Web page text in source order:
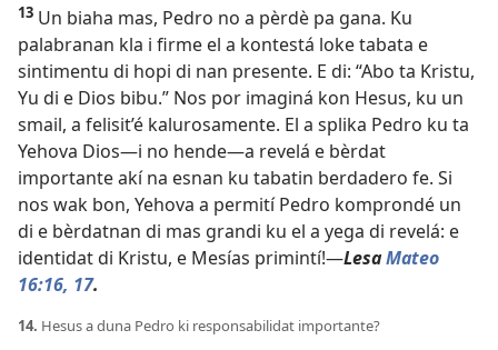
13 Un biaha mas, Pedro no a pèrdè pa gana. Ku
palabranan kla i firme el a kontestá loke tabata e
sintimentu di hopi di nan presente. E di: “Abo ta Kristu,
Yu di e Dios bibu.” Nos por imaginá kon Hesus, ku un
smail, a felisit’é kalurosamente. El a splika Pedro ku ta
Yehova Dios—i no hende—a revelá e bèrdat
importante akí na esnan ku tabatin berdadero fe. Si
nos wak bon, Yehova a permití Pedro komprondé un
di e bèrdatnan di mas grandi ku el a yega di revelá: e
identidat di Kristu, e Mesías primintí!​—LesaMateo
16:16, 17.
14. Hesus a duna Pedro ki responsabilidat importante?